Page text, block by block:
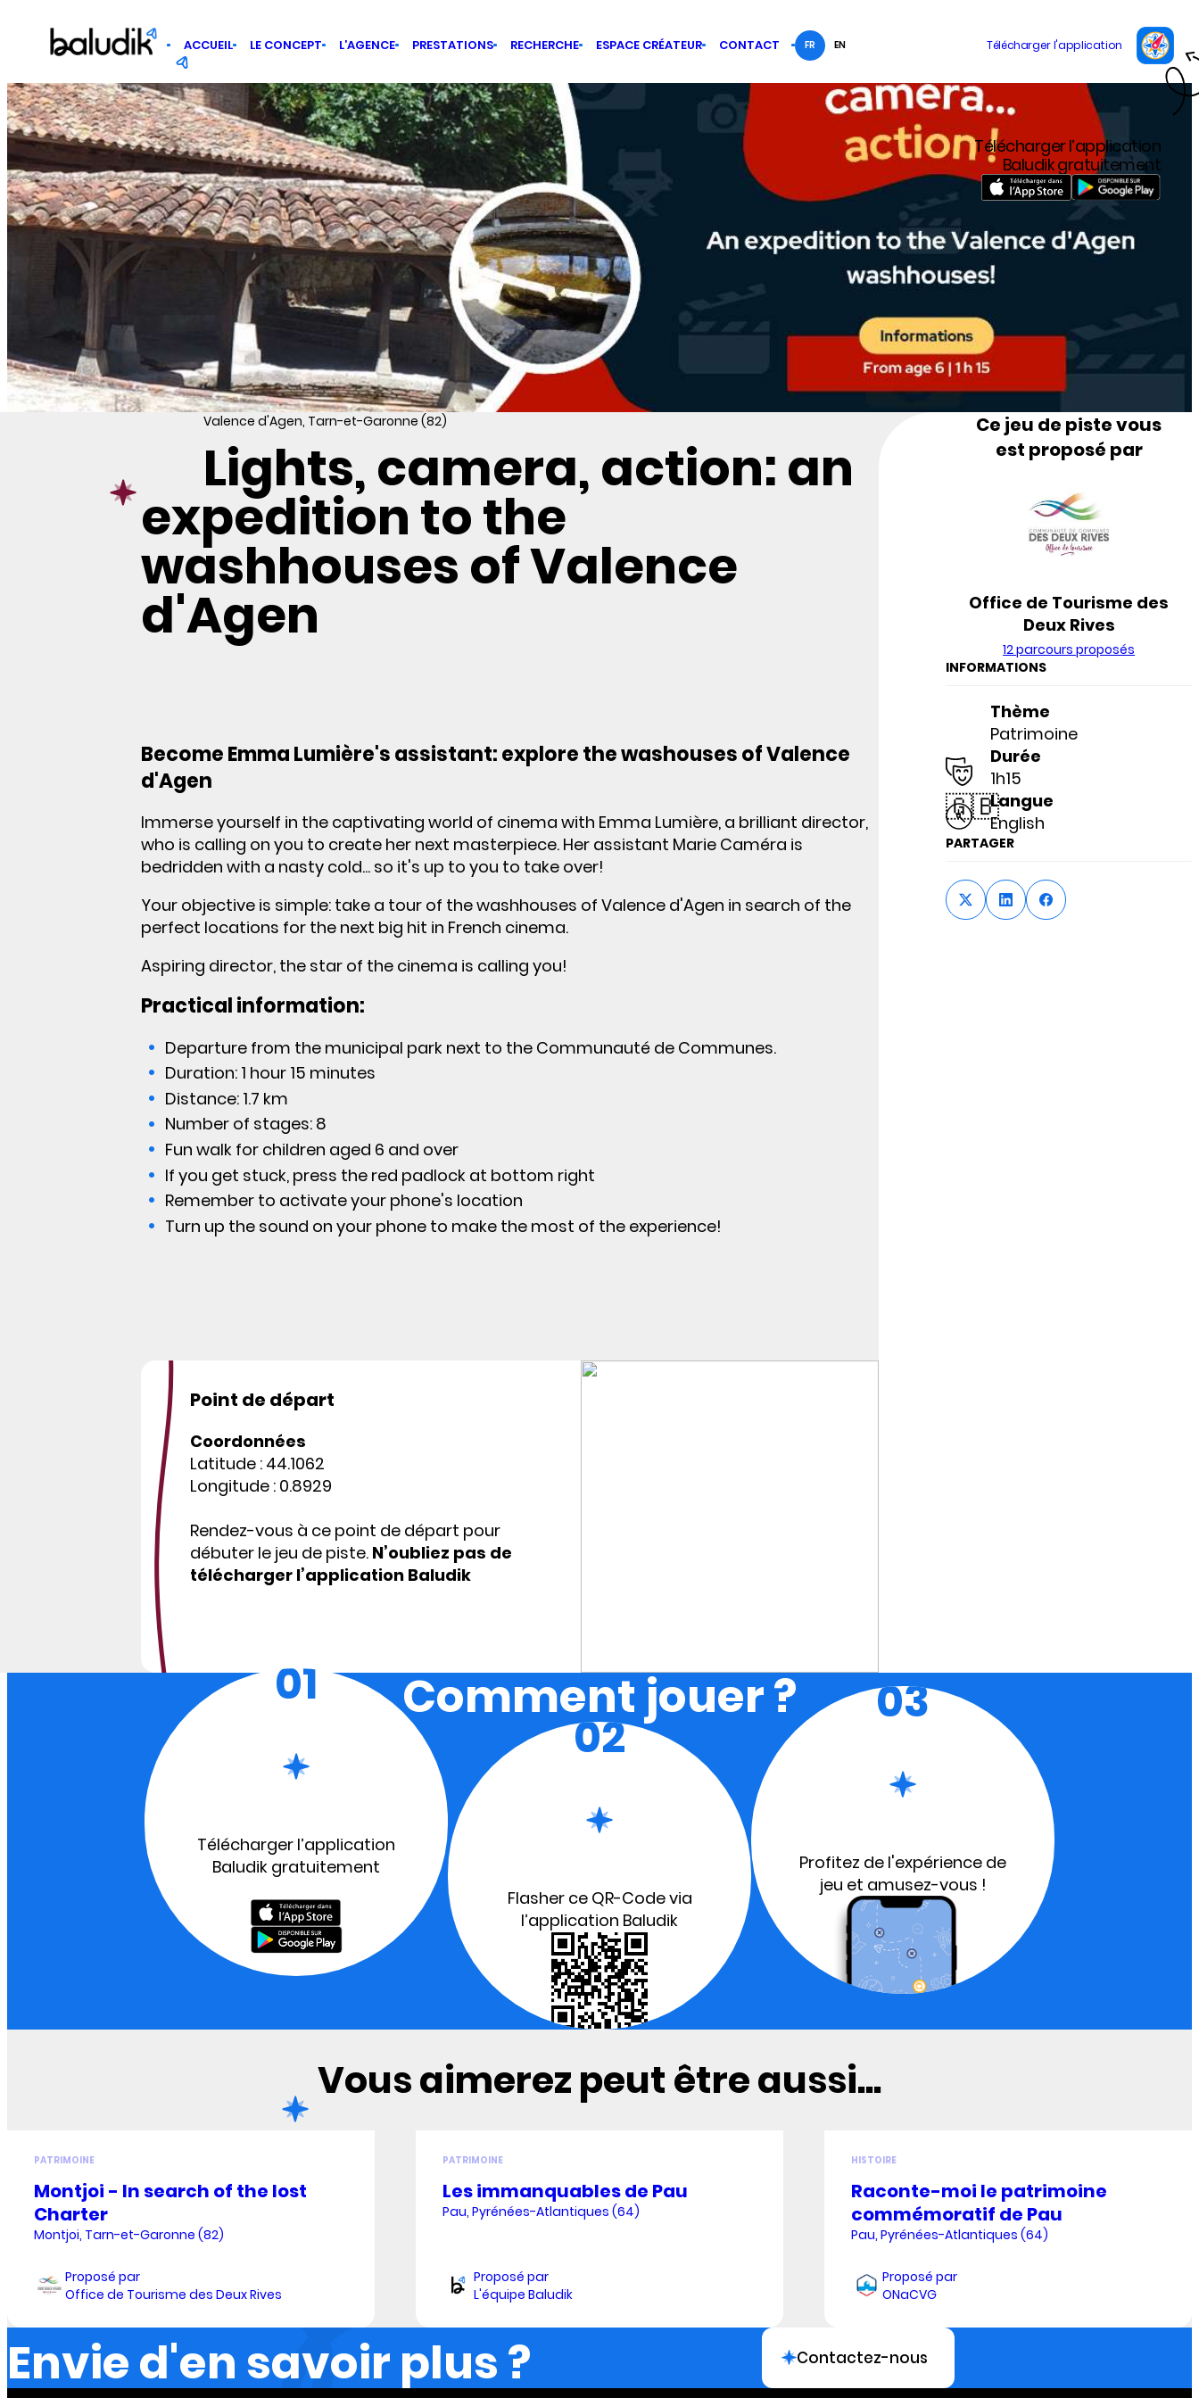
ACCUEIL LE CONCEPT L’AGENCE PRESTATIONS RECHERCHE ESPACE CRÉATEUR CONTACT FR EN
Télécharger l’application
Baludik gratuitement
Valence d'Agen, Tarn-et-Garonne (82)
Lights, camera, action: an
expedition to the
washhouses of Valence
d'Agen
Become Emma Lumière's assistant: explore the washouses of Valence
d'Agen
Immerse yourself in the captivating world of cinema with Emma Lumière, a brilliant director,
who is calling on you to create her next masterpiece. Her assistant Marie Caméra is
bedridden with a nasty cold... so it's up to you to take over!
Your objective is simple: take a tour of the washhouses of Valence d'Agen in search of the
perfect locations for the next big hit in French cinema.
Aspiring director, the star of the cinema is calling you!
Practical information:
Departure from the municipal park next to the Communauté de Communes.
Duration: 1 hour 15 minutes
Distance: 1.7 km
Number of stages: 8
Fun walk for children aged 6 and over
If you get stuck, press the red padlock at bottom right
Remember to activate your phone's location
Turn up the sound on your phone to make the most of the experience!
Point de départ
Coordonnées
Latitude : 44.1062
Longitude : 0.8929
Rendez-vous à ce point de départ pour
débuter le jeu de piste. N’oubliez pas de
télécharger l’application Baludik
Ce jeu de piste vous
est proposé par
Office de Tourisme des
Deux Rives
12 parcours proposés
INFORMATIONS
Thème
Patrimoine
Durée
1h15
🇬🇧Langue
English
PARTAGER
Comment jouer ?
01
Télécharger l’application
Baludik gratuitement
02
Flasher ce QR-Code via
l’application Baludik
03
Profitez de l'expérience de
jeu et amusez-vous !
Vous aimerez peut être aussi...
PATRIMOINE
Montjoi - In search of the lost
Charter
Montjoi, Tarn-et-Garonne (82)
Proposé par
Office de Tourisme des Deux Rives
PATRIMOINE
Les immanquables de Pau
Pau, Pyrénées-Atlantiques (64)
Proposé par
L'équipe Baludik
HISTOIRE
Raconte-moi le patrimoine
commémoratif de Pau
Pau, Pyrénées-Atlantiques (64)
Proposé par
ONaCVG
Envie d'en savoir plus ? Contactez-nous